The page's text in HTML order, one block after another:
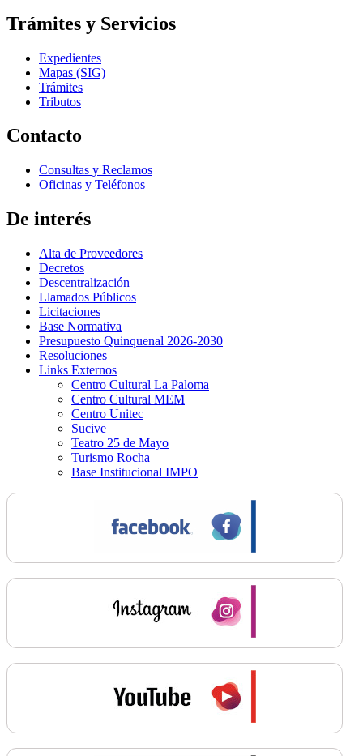
Trámites y Servicios
Expedientes
Mapas (SIG)
Trámites
Tributos
Contacto
Consultas y Reclamos
Oficinas y Teléfonos
De interés
Alta de Proveedores
Decretos
Descentralización
Llamados Públicos
Licitaciones
Base Normativa
Presupuesto Quinquenal 2026-2030
Resoluciones
Links Externos
Centro Cultural La Paloma
Centro Cultural MEM
Centro Unitec
Sucive
Teatro 25 de Mayo
Turismo Rocha
Base Institucional IMPO